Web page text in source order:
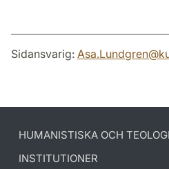
Sidansvarig: Asa.Lundgren@
HUMANISTISKA OCH
INSTITUTIONER